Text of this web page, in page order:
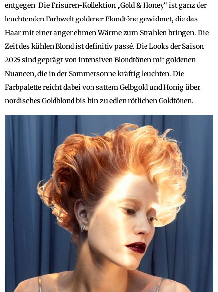
entgegen: Die Frisuren-Kollektion „Gold & Honey“ ist ganz der
leuchtenden Farbwelt goldener Blondtöne gewidmet, die das
Haar mit einer angenehmen Wärme zum Strahlen bringen. Die
Zeit des kühlen Blond ist definitiv passé. Die Looks der Saison
2025 sind geprägt von intensiven Blondtönen mit goldenen
Nuancen, die in der Sommersonne kräftig leuchten. Die
Farbpalette reicht dabei von sattem Gelbgold und Honig über
nordisches Goldblond bis hin zu edlen rötlichen Goldtönen.